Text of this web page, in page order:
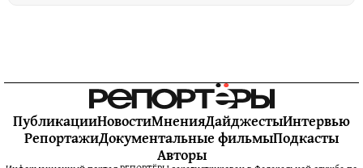
ПубликацииНовостиМненияДайджестыИнтервью
РепортажиДокументальные фильмыПодкасты
Авторы